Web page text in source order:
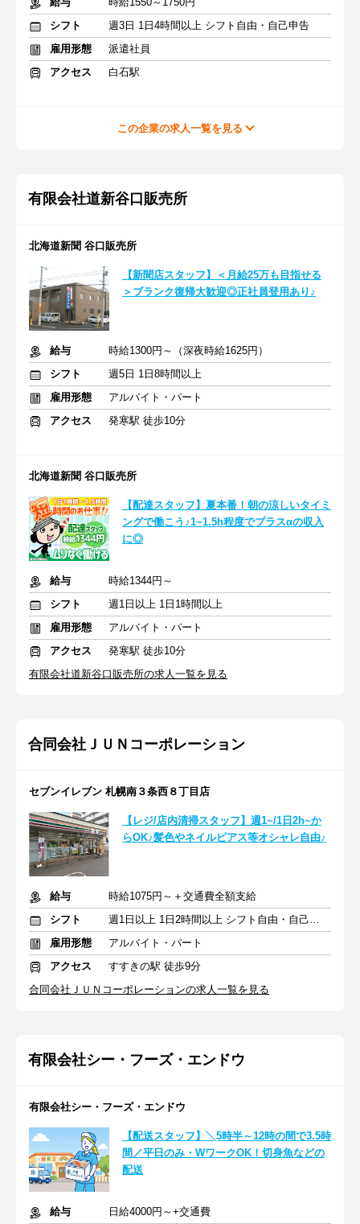
シフト
週3日 1日4時間以上 シフト自由・自己申告
雇用形態
派遣社員
アクセス
白石駅
この企業の求人一覧を見る
有限会社道新谷口販売所
北海道新聞 谷口販売所
【新聞店スタッフ】＜月給25万も目指せる
＞ブランク復帰大歓迎◎正社員登用あり♪
給与
時給1300円～（深夜時給1625円）
シフト
週5日 1日8時間以上
雇用形態
アルバイト・パート
アクセス
発寒駅 徒歩10分
北海道新聞 谷口販売所
【配達スタッフ】夏本番！朝の涼しいタイミ
ングで働こう♪1~1.5h程度でプラスαの収入
に◎
給与
時給1344円～
シフト
週1日以上 1日1時間以上
雇用形態
アルバイト・パート
アクセス
発寒駅 徒歩10分
有限会社道新谷口販売所の求人一覧を見る
合同会社ＪＵＮコーポレーション
セブンイレブン 札幌南３条西８丁目店
【レジ/店内清掃スタッフ】週1~/1日2h~か
らOK♪髪色やネイルピアス等オシャレ自由♪
給与
時給1075円～＋交通費全額支給
シフト
週1日以上 1日2時間以上 シフト自由・自己申告
雇用形態
アルバイト・パート
アクセス
すすきの駅 徒歩9分
合同会社ＪＵＮコーポレーションの求人一覧を見る
有限会社シー・フーズ・エンドウ
有限会社シー・フーズ・エンドウ
【配送スタッフ】╲5時半～12時の間で3.5時
間／平日のみ・WワークOK！切身魚などの
配送
給与
日給4000円～+交通費